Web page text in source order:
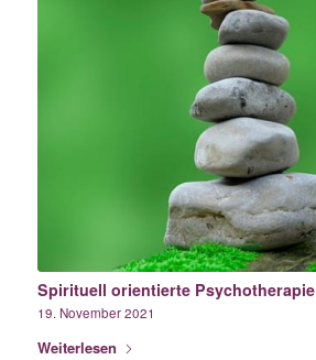
Spirituell orientierte Psychotherapie
19. November 2021
Weiterlesen